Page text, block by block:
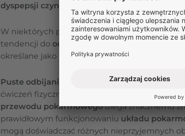
dyspepsji czynnościowej
W niektórych przypadkach, osoby cierpiące na
tendencji do odbijania . Często to
określane jako „puste”. Jest to efekt
Puste odbijanie
pojawia się również u
ćwiczeń fizycznych może dojść do zjawiska
przewodu pokarmowegoulega znacznemu
prawidłowym funkcjonowaniu układu
mogą doświadczać różnych nieprzyjemnych